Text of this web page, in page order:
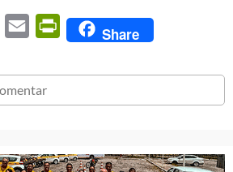
Twitter Email PrintFriendly
Share